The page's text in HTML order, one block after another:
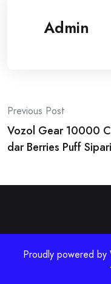
Admin
Post
Previous Post
Vozol Gear 10000
dar Berries Puff
Proudly powered